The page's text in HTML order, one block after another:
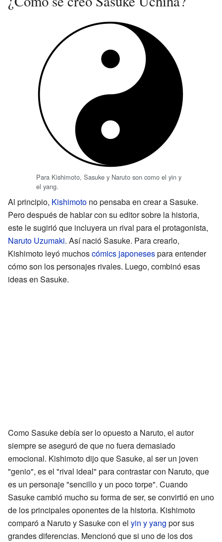
Para Kishimoto, Sasuke y Naruto son como el yin y
el yang.
Al principio, Kishimoto no pensaba en crear a Sasuke.
Pero después de hablar con su editor sobre la historia,
este le sugirió que incluyera un rival para el protagonista,
Naruto Uzumaki. Así nació Sasuke. Para crearlo,
Kishimoto leyó muchoscómics japonesespara entender
cómo son los personajes rivales. Luego, combinó esas
ideas en Sasuke.
Como Sasuke debía ser lo opuesto a Naruto, el autor
siempre se aseguró de que no fuera demasiado
emocional. Kishimoto dijo que Sasuke, al ser un joven
"genio", es el "rival ideal" para contrastar con Naruto, que
es un personaje "sencillo y un poco torpe". Cuando
Sasuke cambió mucho su forma de ser, se convirtió en uno
de los principales oponentes de la historia. Kishimoto
comparó a Naruto y Sasuke con el yin y yang por sus
grandes diferencias. Mencionó que si uno de los dos